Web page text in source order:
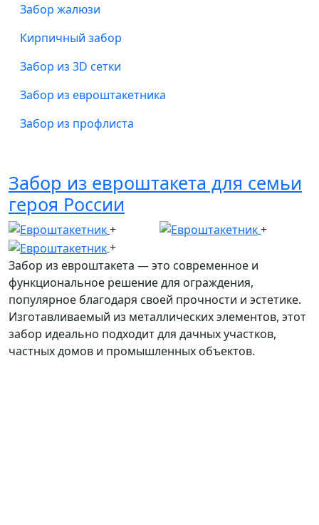
Забор жалюзи
Кирпичный забор
Забор из 3D сетки
Забор из евроштакетника
Забор из профлиста
Забор из евроштакета для семьи
героя России
Забор из евроштакета — это современное и
функциональное решение для ограждения,
популярное благодаря своей прочности и эстетике.
Изготавливаемый из металлических элементов, этот
забор идеально подходит для дачных участков,
частных домов и промышленных объектов.